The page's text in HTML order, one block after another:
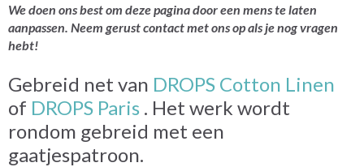
We doen ons best om deze pagina door een mens te laten
aanpassen. Neem gerust contact met ons op als je nog vragen
hebt!
Gebreid net van DROPS Cotton Linen
of DROPS Paris . Het werk wordt
rondom gebreid met een
gaatjespatroon.